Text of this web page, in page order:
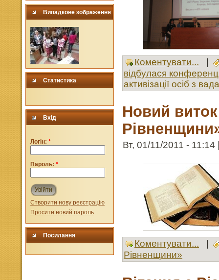
Випадкове зображення
Статистика
Вхід
Логін: *
Пароль: *
Увійти
Створити нову реєстрацію
Просити новий пароль
Посилання
Коментувати... |
відбулася
активізації осіб з
Новий
Вт, 01/11/2011 - 11:14
Коментувати...
Рівненщини»